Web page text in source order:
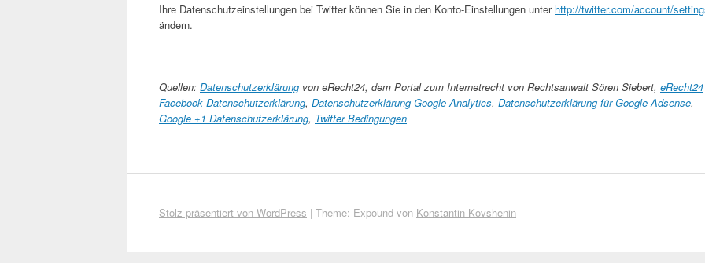
Ihre Datenschutzeinstellungen bei Twitter können Sie in den Konto-Einstellungen unter http://twitter.com/account/
ändern.
Quellen: Datenschutzerklärung von eRecht24, dem Portal zum Internetrecht von Rechtsanwalt Sören Siebert, eRecht24
Facebook Datenschutzerklärung, Datenschutzerklärung Google Analytics, Datenschutzerklärung für Google Adsense,
Google +1 Datenschutzerklärung, Twitter Bedingungen
Stolz präsentiert von WordPress | Theme: Expound von Konstantin Kovshenin